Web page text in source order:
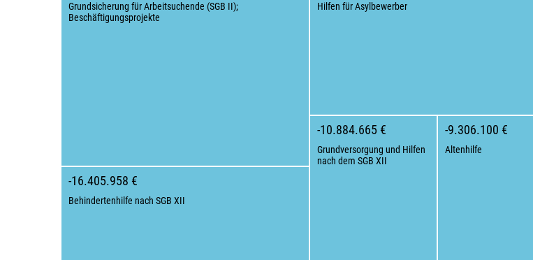
Grundsicherung für Arbeitsuchende (SGB II);
Beschäftigungsprojekte
-16.405.958 €
Behindertenhilfe nach SGB XII
Hilfen für Asylbewerber
-10.884.665 €
Grundversorgung und Hilfen
nach dem SGB XII
-9.306.100 €
Altenhilfe